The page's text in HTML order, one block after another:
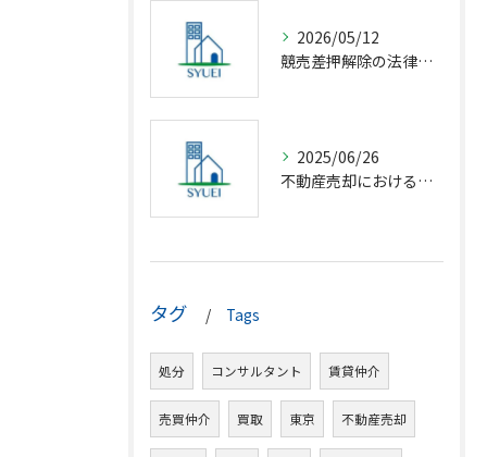
2026/05/12
競売差押解除の法律相談完全解説
2025/06/26
不動産売却における仲介の基礎知識
タグ Tags
処分 コンサルタント 賃貸仲介
売買仲介 買取 東京 不動産売却